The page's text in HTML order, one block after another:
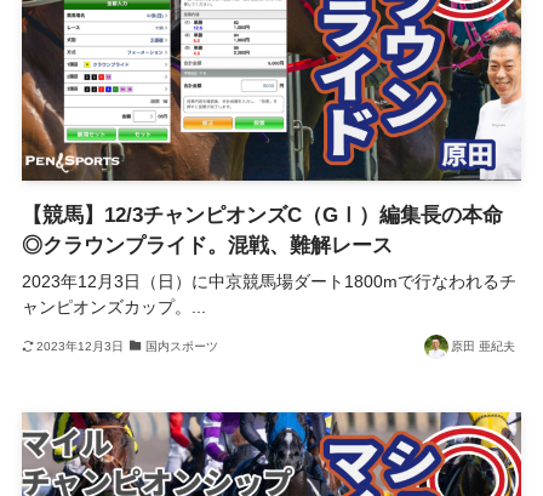
【競馬】12/3チャンピオンズC（GⅠ）編集長の本命
◎クラウンプライド。混戦、難解レース
2023年12月3日（日）に中京競馬場ダート1800mで行なわれるチ
ャンピオンズカップ。...
2023年12月3日 国内スポーツ 原田 亜紀夫